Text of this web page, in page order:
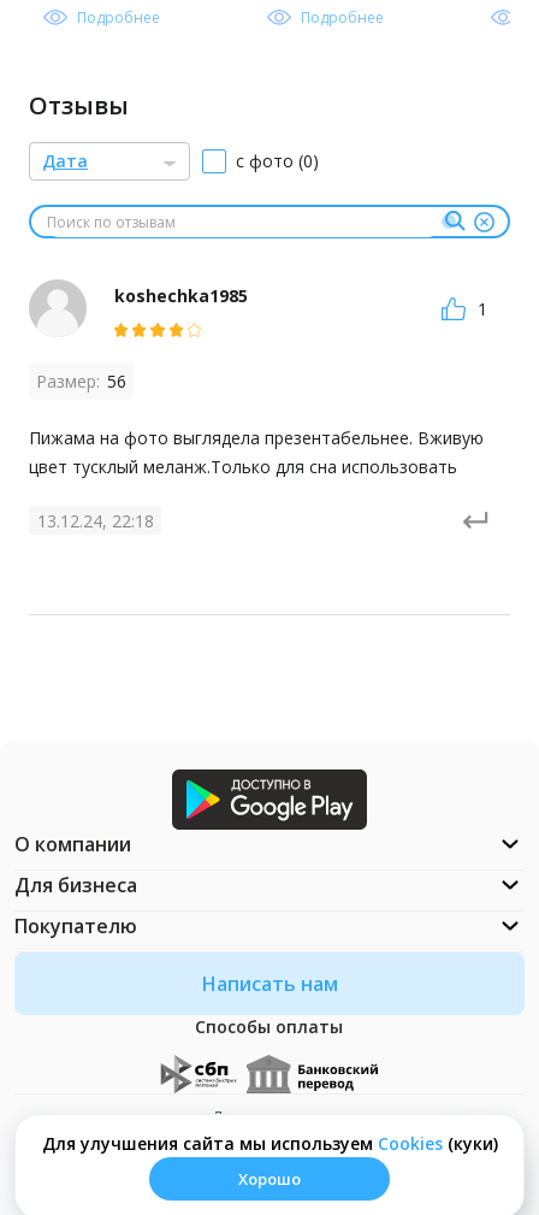
Для улучшения сайта мы используем Сookies(куки)
Хорошо
Подробнее
Подробнее
Отзывы
Дата с фото (0)
koshechka1985
1
Размер: 56
Пижама на фото выглядела презентабельнее. Вживую
цвет тусклый меланж.Только для сна использовать
13.12.24, 22:18
Написать нам
Способы оплаты
О компании
Для бизнеса
Покупателю
© ООО "Неософт" - 2026
Документация
Что такое Cookies?